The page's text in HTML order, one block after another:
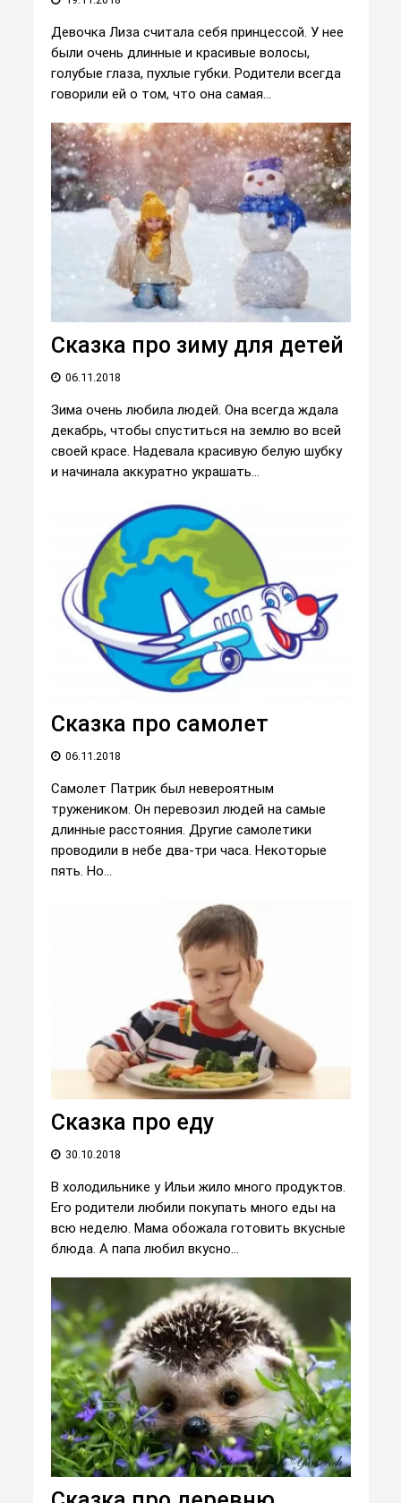
Девочка Лиза считала себя принцессой. У нее
были очень длинные и красивые волосы,
голубые глаза, пухлые губки. Родители всегда
говорили ей о том, что она самая...
Сказка про зиму для детей
06.11.2018
Зима очень любила людей. Она всегда ждала
декабрь, чтобы спуститься на землю во всей
своей красе. Надевала красивую белую шубку
и начинала аккуратно украшать...
Сказка про самолет
06.11.2018
Самолет Патрик был невероятным
тружеником. Он перевозил людей на самые
длинные расстояния. Другие самолетики
проводили в небе два-три часа. Некоторые
пять. Но...
Сказка про еду
30.10.2018
В холодильнике у Ильи жило много продуктов.
Его родители любили покупать много еды на
всю неделю. Мама обожала готовить вкусные
блюда. А папа любил вкусно...